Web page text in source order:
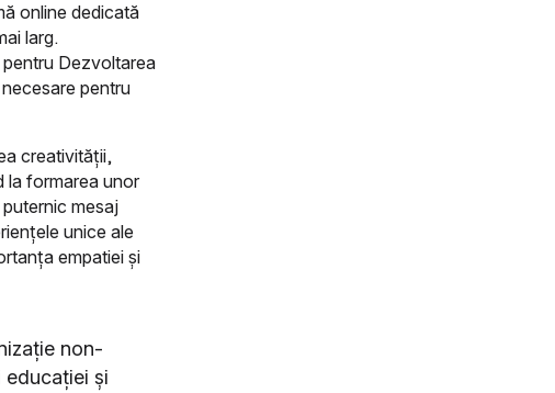
online dedicată
larg.
Dezvoltarea
pentru
creativității,
la formarea unor
mesaj
unice ale
empatiei și
non-
și